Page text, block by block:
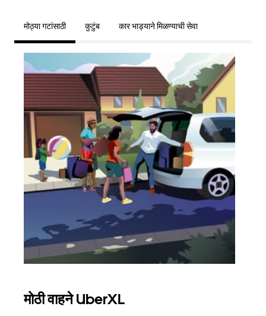
मोठ्या गटांसाठी कुटुंब कार भाड्याने मिळण्याची सेवा
मोठी वाहने UberXL